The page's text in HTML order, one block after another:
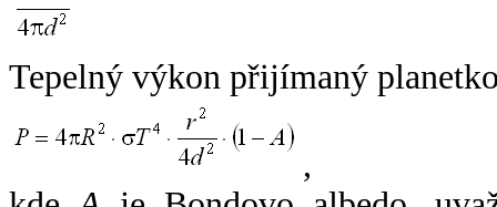
Tepelný výkon přijímaný
,